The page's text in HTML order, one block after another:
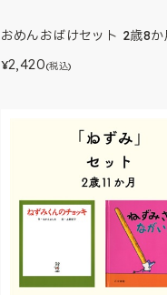
おめんおばけセット 2歳8か
¥2,420(税込)